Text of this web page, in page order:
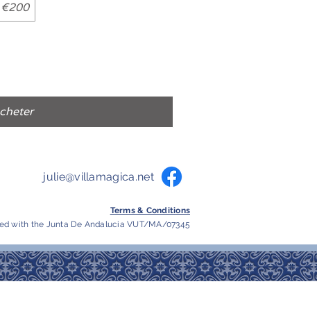
€200
julie@villamagica.net
Terms & Conditions
with the Junta De Andalucia VUT/MA/07345